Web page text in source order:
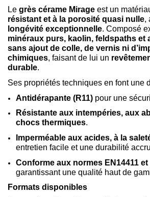
Le grès cérame Mirage est un
résistant et à la porosité quasi nulle,
longévité exceptionnelle. Composé
minéraux purs, kaolin, feldspaths et
sans ajout de colle, de vernis ni
chimiques, faisant de lui un
durable.
Ses propriétés techniques en font une
Antidérapante (R11) pour une
Résistante aux intempéries, aux
chocs thermiques.
Imperméable aux acides, à la
entretien facile et une durabilité
Conforme aux normes EN14411 et
garantissant une qualité haut de
Formats disponibles